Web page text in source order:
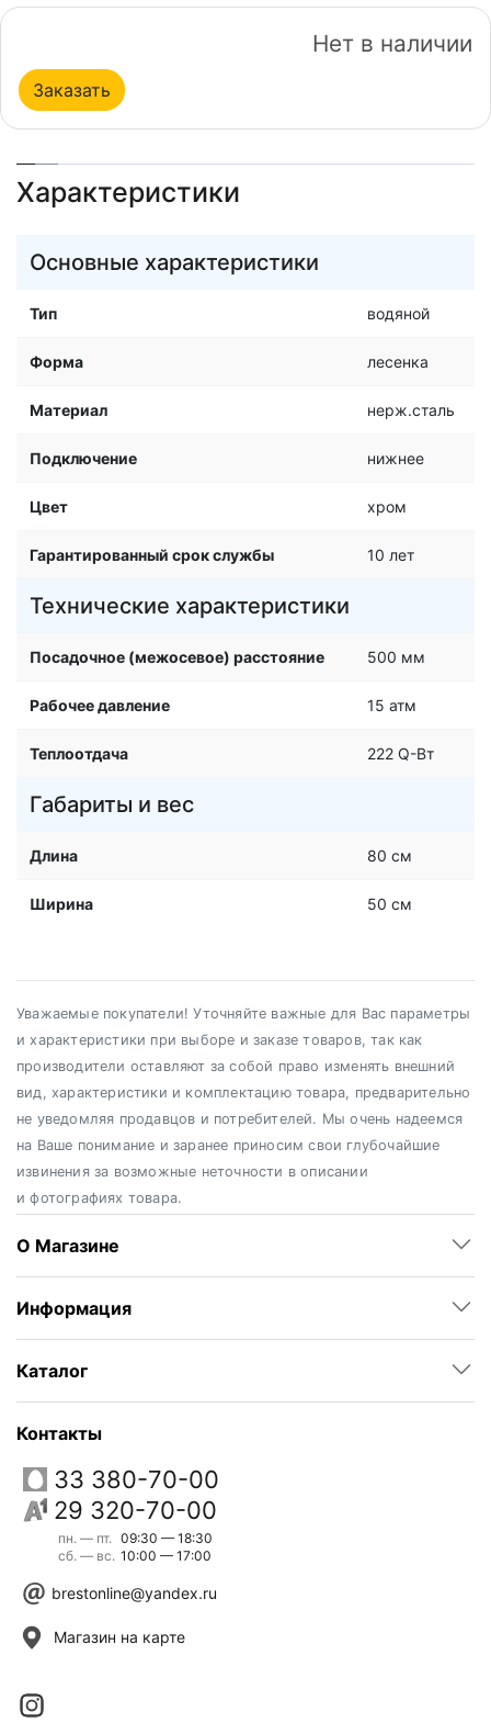
Нет в наличии
Заказать
Характеристики
Основные характеристики
Тип водяной
Форма лесенка
Материал нерж.сталь
Подключение нижнее
Цвет хром
Гарантированный срок службы 10 лет
Технические характеристики
Посадочное (межосевое) расстояние 500 мм
Рабочее давление 15 атм
Теплоотдача 222 Q-Вт
Габариты и вес
Длина 80 см
Ширина 50 см
Уважаемые покупатели! Уточняйте важные для Вас параметры
и характеристики при выборе и заказе товаров, так как
производители оставляют за собой право изменять внешний
вид, характеристики и комплектацию товара, предварительно
не уведомляя продавцов и потребителей. Мы очень надеемся
на Ваше понимание и заранее приносим свои глубочайшие
извинения за возможные неточности в описании
и фотографиях товара.
О Магазине
Информация
Каталог
Контакты
33 380-70-00
29 320-70-00
пн. — пт.
сб. — вс.
09:30 — 18:30
10:00 — 17:00
brestonline@yandex.ru
Магазин на карте